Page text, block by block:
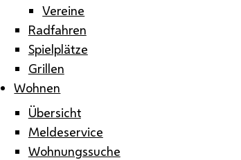
Vereine
Radfahren
Spielplätze
Grillen
Wohnen
Übersicht
Meldeservice
Wohnungssuche